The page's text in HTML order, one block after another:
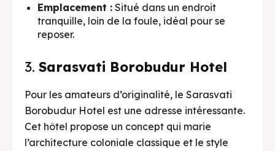
Emplacement : Situé dans un endroit
tranquille, loin de la foule, idéal pour se
reposer.
3. Sarasvati Borobudur Hotel
Pour les amateurs d’originalité, le Sarasvati
Borobudur Hotel est une adresse intéressante.
Cet hôtel propose un concept qui marie
l’architecture coloniale classique et le style